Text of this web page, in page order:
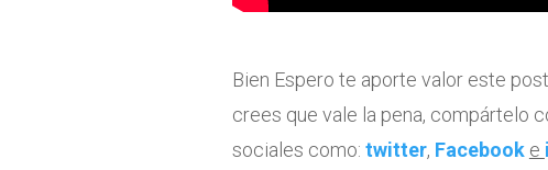
Bien Espero te aporte valor este
crees que vale la pena, compártelo
sociales como: twitter, Facebook e